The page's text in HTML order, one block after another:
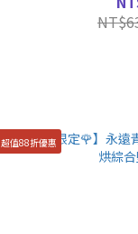
超值88折優惠